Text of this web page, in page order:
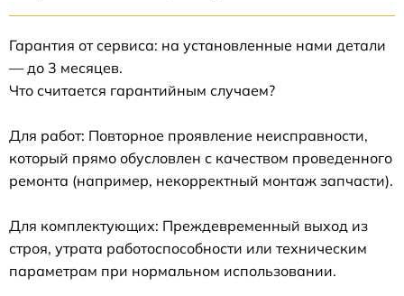
Гарантия от сервиса: на установленные нами детали
— до 3 месяцев.
Что считается гарантийным случаем?
Для работ: Повторное проявление неисправности,
который прямо обусловлен с качеством проведенного
ремонта (например, некорректный монтаж запчасти).
Для комплектующих: Преждевременный выход из
строя, утрата работоспособности или техническим
параметрам при нормальном использовании.